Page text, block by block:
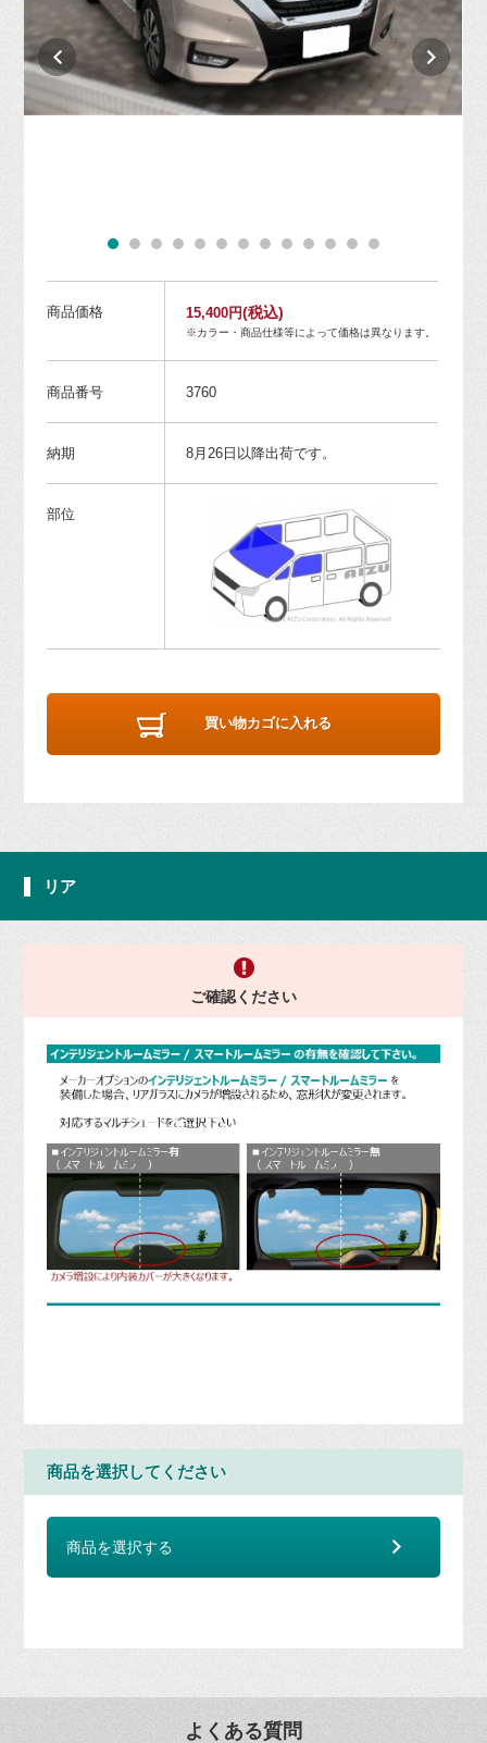
商品価格 15,400円(税込)
※カラー・商品仕様等によって価格は異なります。
商品番号 3760
納期 8月26日以降出荷です。
部位
買い物カゴに入れる
リア
ご確認ください
商品を選択してください
商品を選択する
よくある質問